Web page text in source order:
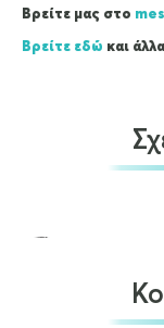
Βρείτε μας στο
Βρείτε εδώ και